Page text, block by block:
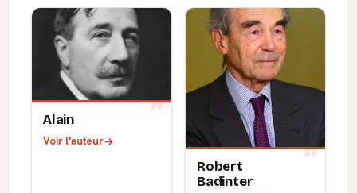
Alain
Voir l'auteur
Robert
Badinter